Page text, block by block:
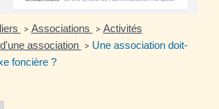
> Associations > Activités
association > Une association doit-
foncière ?